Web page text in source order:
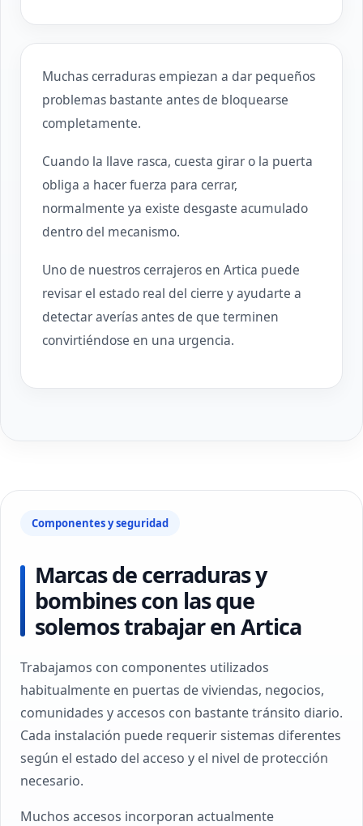
Muchas cerraduras empiezan a dar pequeños
problemas bastante antes de bloquearse
completamente.
Cuando la llave rasca, cuesta girar o la puerta
obliga a hacer fuerza para cerrar,
normalmente ya existe desgaste acumulado
dentro del mecanismo.
Uno de nuestros cerrajeros en Artica puede
revisar el estado real del cierre y ayudarte a
detectar averías antes de que terminen
convirtiéndose en una urgencia.
Componentes y seguridad
Marcas de cerraduras y
bombines con las que
solemos trabajar en Artica
Trabajamos con componentes utilizados
habitualmente en puertas de viviendas, negocios,
comunidades y accesos con bastante tránsito diario.
Cada instalación puede requerir sistemas diferentes
según el estado del acceso y el nivel de protección
necesario.
Muchos accesos incorporan actualmente